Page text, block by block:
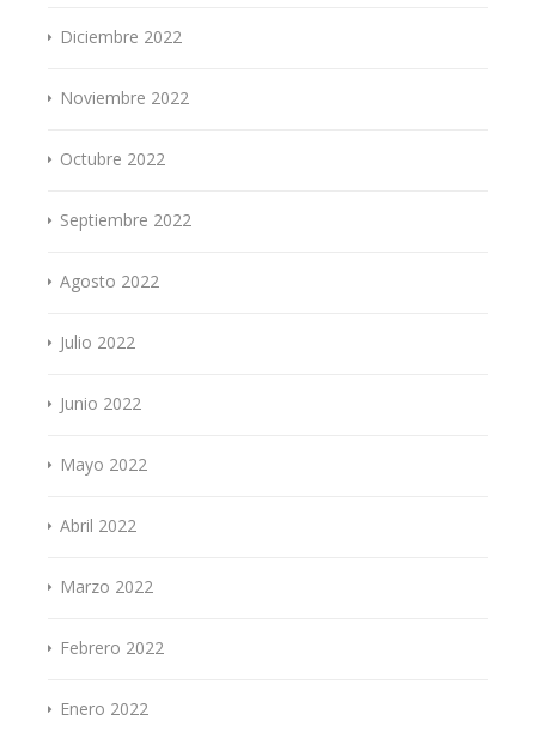
Diciembre 2022
Noviembre 2022
Octubre 2022
Septiembre 2022
Agosto 2022
Julio 2022
Junio 2022
Mayo 2022
Abril 2022
Marzo 2022
Febrero 2022
Enero 2022